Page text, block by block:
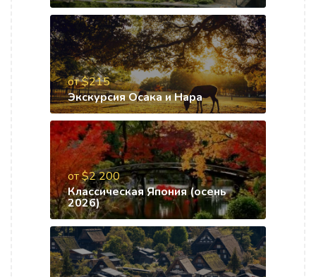
от $215
Экскурсия Осака и Нара
от $2 200
Классическая Япония (осень
2026)